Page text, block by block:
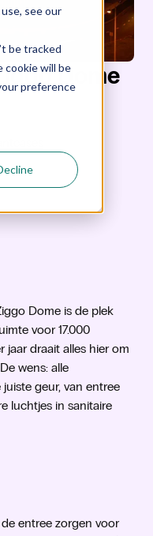
see our
be tracked
cookie will be
preferenceDome
Dome is de plek
voor 17.000
jaar draait alles hier om
wens: alle
geur, van entree
luchtjes in sanitaire
entree zorgen voor